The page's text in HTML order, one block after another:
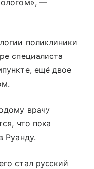
—
поликлиники
специалиста
ещё двое
врачу
что пока
Руанду.
стал русский